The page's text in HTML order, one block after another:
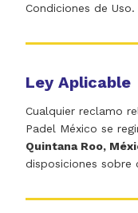
Condiciones de Uso.
Ley Aplicable
Cualquier reclamo
Padel México se
Quintana Roo,
disposiciones sobre